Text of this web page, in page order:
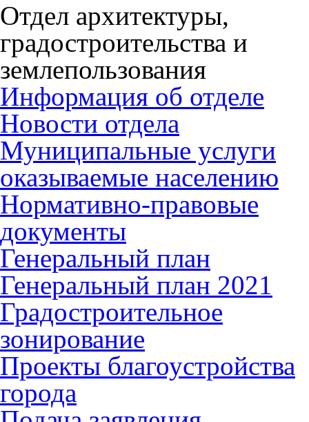
Отдел архитектуры,
градостроительства и
землепользования
Информация об отделе
Новости отдела
Муниципальные услуги
оказываемые населению
Нормативно-правовые
документы
Генеральный план
Генеральный план 2021
Градостроительное
зонирование
Проекты благоустройства
города